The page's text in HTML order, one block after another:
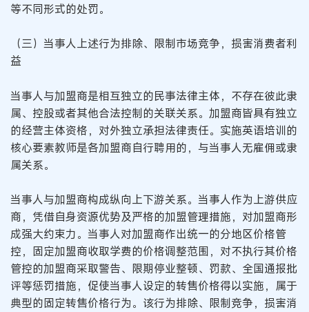
等不同形式的处罚。
（三）当事人上述行为排除、限制市场竞争，损害消费者利
益
当事人与加盟商是相互独立的民事法律主体，不存在彼此隶
属、控股或者其他合法控制的关联关系。加盟商皆具有独立
的经营主体资格，对外独立承担法律责任。实施英语培训的
核心要素教师是各加盟商自行聘用的，与当事人无雇佣或隶
属关系。
当事人与加盟商构成纵向上下游关系。当事人作为上游供应
商，凭借自身资源优势及严格的加盟管理措施，对加盟商形
成强大约束力。当事人对加盟商作出统一的分地区价格管
控，固定加盟商收取学费的价格调整范围，对不执行其价格
管控的加盟商采取警告、限期停业整顿、罚款、全国通报批
评等惩罚措施，促使当事人设定的转售价格得以实施，属于
典型的固定转售价格行为。该行为排除、限制竞争，损害消